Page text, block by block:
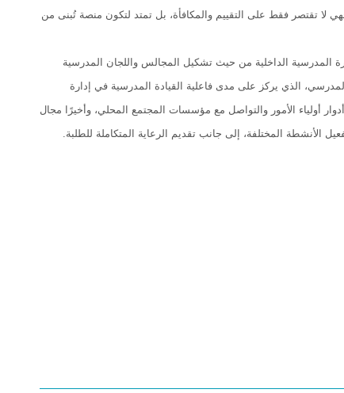
فهي لا تقتصر فقط على التقييم والمكافأة، بل تمتد لتكون منصة تُبنى من
المدرسية الداخلية من حيث تشكيل المجالس واللجان المدرسية
الذي يركز على مدى فاعلية القيادة المدرسية في إدارة
أولياء الأمور والتواصل مع مؤسسات المجتمع المحلي، وأخيرًا مجال
الأنشطة المختلفة، إلى جانب تقديم الرعاية المتكاملة للطلبة.